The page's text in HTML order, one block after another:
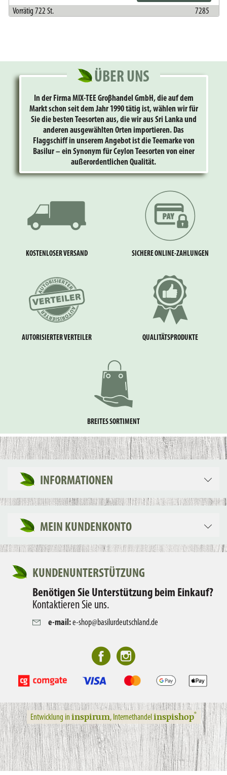
Vorrätig 722 St. 7285
ÜBER UNS
In der Firma MIX-TEE Groβhandel GmbH, die auf dem
Markt schon seit dem Jahr 1990 tätig ist, wählen wir für
Sie die besten Teesorten aus, die wir aus Sri Lanka und
anderen ausgewählten Orten importieren. Das
Flaggschiff in unserem Angebot ist die Teemarke von
Basilur – ein Synonym für Ceylon Teesorten von einer
außerordentlichen Qualität.
KOSTENLOSER VERSAND SICHERE ONLINE-ZAHLUNGEN
AUTORISIERTER VERTEILER QUALITÄTSPRODUKTE
BREITES SORTIMENT
INFORMATIONEN
MEIN KUNDENKONTO
KUNDENUNTERSTÜTZUNG
Benötigen Sie Unterstützung beim Einkauf?
Kontaktieren Sie uns.
e-mail:e-shop@basilurdeutschland.de
Entwicklung in inspirum, Internethandel inspishop®